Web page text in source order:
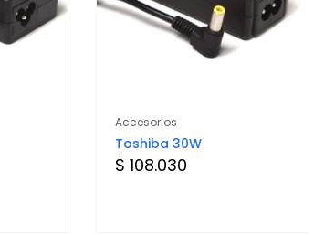
Accesorios
Toshiba 30W
$ 108.030